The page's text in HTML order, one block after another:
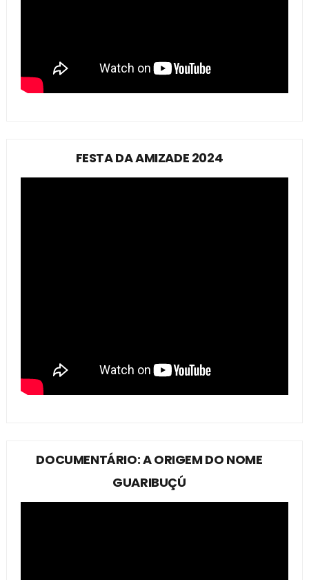
FESTA DA AMIZADE 2024
DOCUMENTÁRIO: A ORIGEM DO NOME
GUARIBUÇÚ